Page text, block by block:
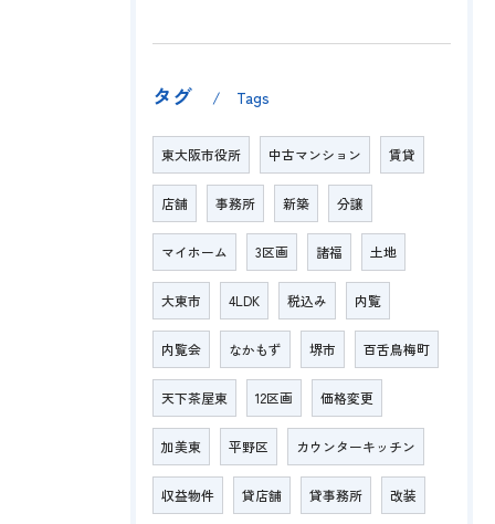
タグ Tags
東大阪市役所 中古マンション 賃貸
店舗 事務所 新築 分譲
マイホーム 3区画 諸福 土地
大東市 4LDK 税込み 内覧
内覧会 なかもず 堺市 百舌鳥梅町
天下茶屋東 12区画 価格変更
加美東 平野区 カウンターキッチン
収益物件 貸店舗 貸事務所 改装